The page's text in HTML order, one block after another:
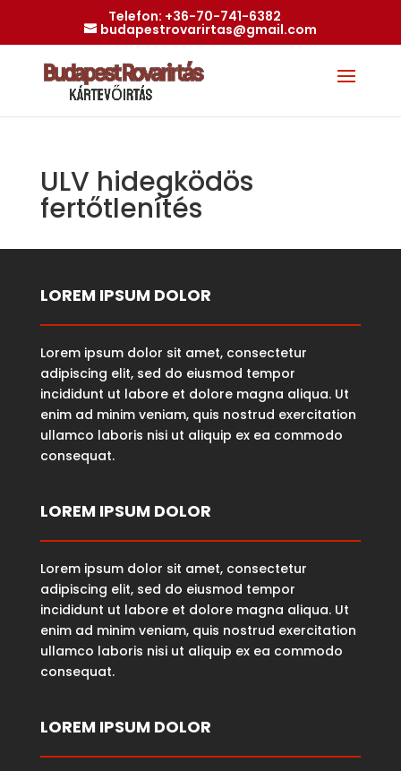
Telefon: +36-70-741-6382
budapestrovarirtas@gmail.com
ULV hidegködös
fertőtlenítés
LOREM IPSUM DOLOR
Lorem ipsum dolor sit amet, consectetur
adipiscing elit, sed do eiusmod tempor
incididunt ut labore et dolore magna aliqua. Ut
enim ad minim veniam, quis nostrud exercitation
ullamco laboris nisi ut aliquip ex ea commodo
consequat.
LOREM IPSUM DOLOR
Lorem ipsum dolor sit amet, consectetur
adipiscing elit, sed do eiusmod tempor
incididunt ut labore et dolore magna aliqua. Ut
enim ad minim veniam, quis nostrud exercitation
ullamco laboris nisi ut aliquip ex ea commodo
consequat.
LOREM IPSUM DOLOR